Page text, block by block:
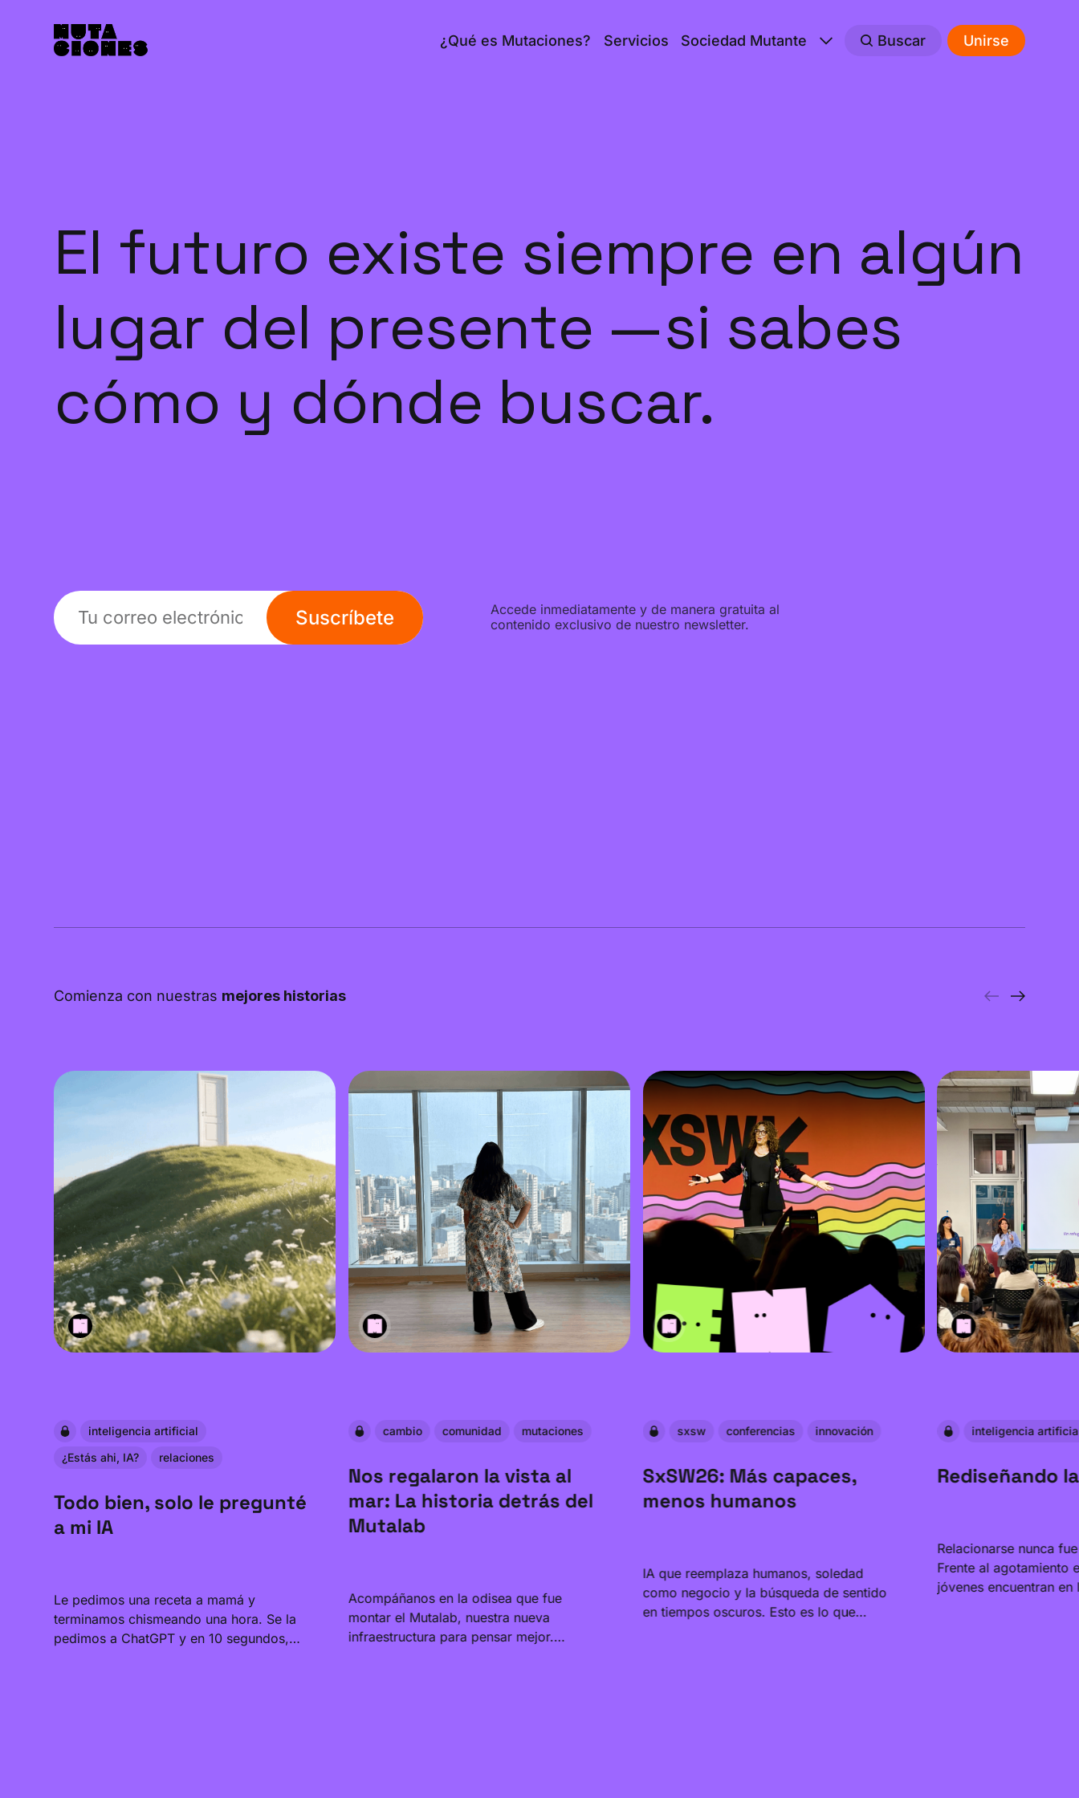
¿Qué es Mutaciones? Servicios Sociedad Mutante Buscar Unirse
El futuro existe siempre en algún
lugar del presente —si sabes
cómo y dónde buscar.
Suscríbete
Accede inmediatamente y de manera gratuita al
contenido exclusivo de nuestro newsletter.
Comienza con nuestras mejores historias
inteligencia artificial
¿Estás ahi, IA?
relaciones
Todo bien, solo le pregunté
a mi IA
Le pedimos una receta a mamá y
terminamos chismeando una hora. Se la
pedimos a ChatGPT y en 10 segundos,
cambio comunidad mutaciones
Nos regalaron la vista al
mar: La historia detrás del
Mutalab
Acompáñanos en la odisea que fue
montar el Mutalab, nuestra nueva
infraestructura para pensar mejor.
sxsw conferencias innovación
SxSW26: Más capaces,
menos humanos
IA que reemplaza humanos, soledad
como negocio y la búsqueda de sentido
en tiempos oscuros. Esto es lo que
inteligencia
Rediseñando
Relacionarse nunca
Frente al agotamiento
jóvenes encuentran